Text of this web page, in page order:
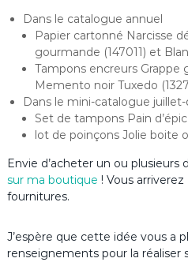
Dans le catalogue annuel
Papier cartonné Narcisse
gourmande (147011) et
Tampons encreurs Grappe
Memento noir Tuxedo
Dans le mini-catalogue
Set de tampons Pain
lot de poinçons Jolie boite
Envie d’acheter un ou plusieurs
sur ma boutique ! Vous
fournitures.
J’espère que cette idée vous a
renseignements pour la réaliser